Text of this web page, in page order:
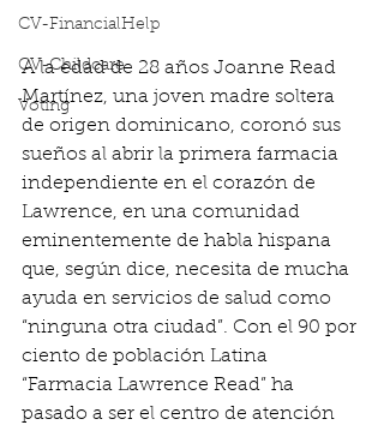
CV-FinancialHelp
CV-Childcare
Voting
A la edad de 28 años Joanne Read
Martínez, una joven madre soltera
de origen dominicano, coronó sus
sueños al abrir la primera farmacia
independiente en el corazón de
Lawrence, en una comunidad
eminentemente de habla hispana
que, según dice, necesita de mucha
ayuda en servicios de salud como
“ninguna otra ciudad”. Con el 90 por
ciento de población Latina
“Farmacia Lawrence Read” ha
pasado a ser el centro de atención